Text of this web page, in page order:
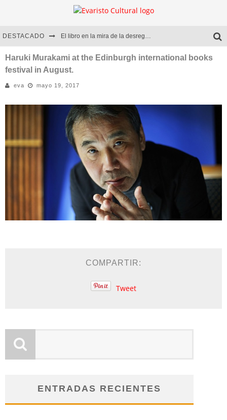
DESTACADO El libro en la mira de la desregulación
Marcelo Rubio | El llovedor
Haruki Murakami at the Edinburgh international books
festival in August.
eva mayo 19, 2017
COMPARTIR:
Tweet
ENTRADAS RECIENTES